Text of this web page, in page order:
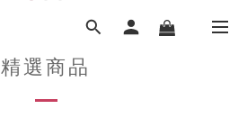
精選商品